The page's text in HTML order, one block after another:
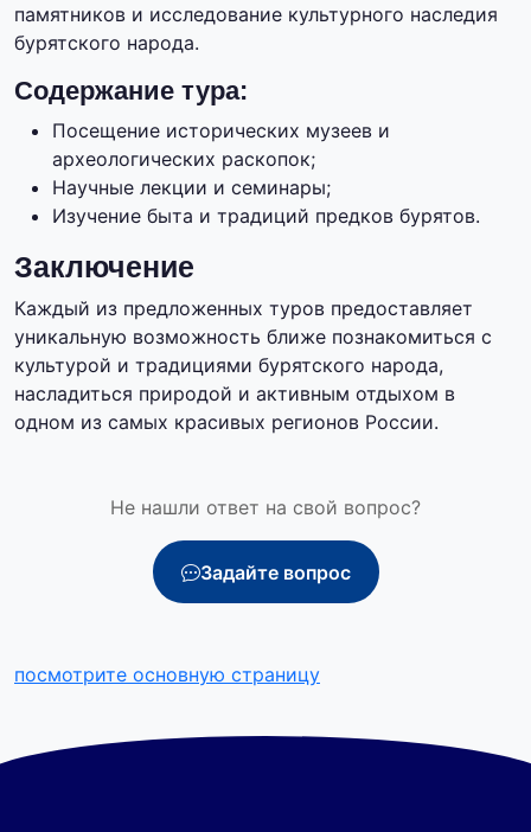
памятников и исследование культурного наследия
бурятского народа.
Содержание тура:
Посещение исторических музеев и
археологических раскопок;
Научные лекции и семинары;
Изучение быта и традиций предков бурятов.
Заключение
Каждый из предложенных туров предоставляет
уникальную возможность ближе познакомиться с
культурой и традициями бурятского народа,
насладиться природой и активным отдыхом в
одном из самых красивых регионов России.
Не нашли ответ на свой вопрос?
Задайте вопрос
посмотрите основную страницу